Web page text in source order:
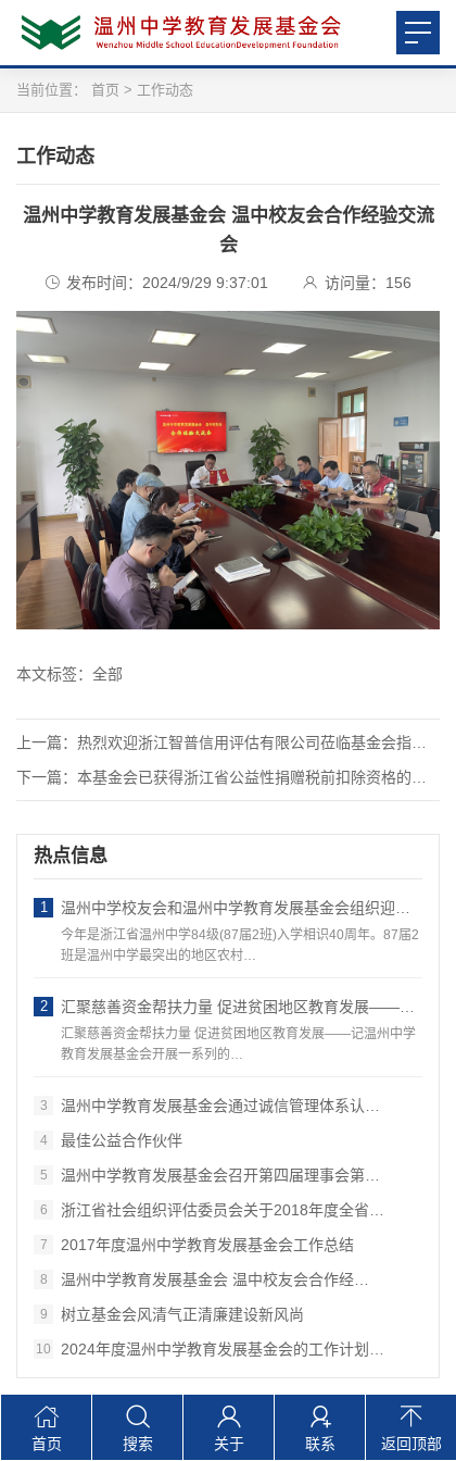
当前位置： 首页 > 工作动态
工作动态
温州中学教育发展基金会 温中校友会合作经验交流
会
发布时间：2024/9/29 9:37:01 访问量： 156
本文标签： 全部
上一篇： 热烈欢迎浙江智普信用评估有限公司莅临基金会指导工作
下一篇： 本基金会已获得浙江省公益性捐赠税前扣除资格的单位
热点信息
1 温州中学校友会和温州中学教育发展基金会组织迎接 ——87届温州地区班校友回访母校活动
今年是浙江省温州中学84级(87届2班)入学相识40周年。87届2
班是温州中学最突出的地区农村…
2 汇聚慈善资金帮扶力量 促进贫困地区教育发展——记温州中学教育发展基金会开展一系列的教育慈善公益活动
汇聚慈善资金帮扶力量 促进贫困地区教育发展——记温州中学
教育发展基金会开展一系列的…
3 温州中学教育发展基金会通过诚信管理体系认…
4 最佳公益合作伙伴
5 温州中学教育发展基金会召开第四届理事会第…
6 浙江省社会组织评估委员会关于2018年度全省…
7 2017年度温州中学教育发展基金会工作总结
8 温州中学教育发展基金会 温中校友会合作经…
9 树立基金会风清气正清廉建设新风尚
10 2024年度温州中学教育发展基金会的工作计划…
Copyright © 温州中学教育发展基金会 版权所有 网站备案
首页 搜索 关于 联系 返回顶部